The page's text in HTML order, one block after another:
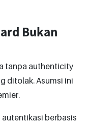
Bukan
tanpa authenticity
ditolak. Asumsi ini
autentikasi berbasis